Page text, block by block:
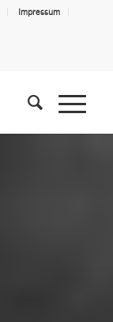
Impressum